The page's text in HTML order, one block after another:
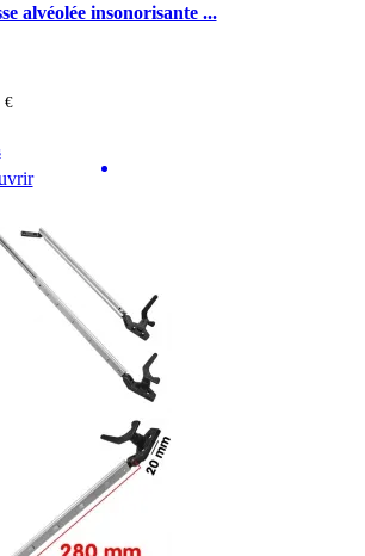
alvéolée insonorisante ...
€